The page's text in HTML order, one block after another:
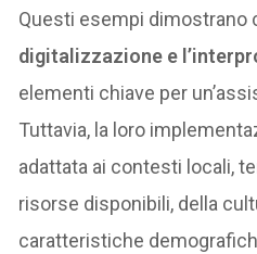
Questi esempi dimostrano
digitalizzazione e
elementi chiave per
Tuttavia, la loro
adattata ai contesti locali,
risorse disponibili, della
caratteristiche